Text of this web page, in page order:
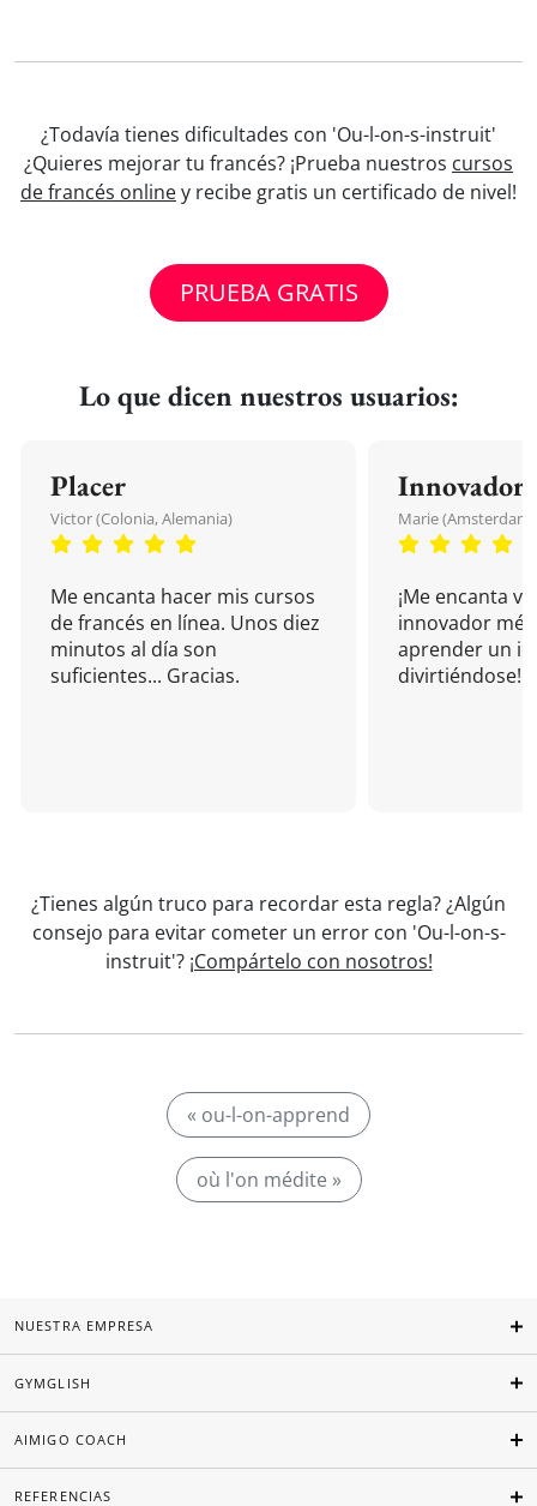
¿Todavía tienes dificultades con 'Ou-l-on-s-instruit'
¿Quieres mejorar tu francés? ¡Prueba nuestros cursos
de francés onliney recibe gratis un certificado de nivel!
PRUEBA GRATIS
Lo que dicen nuestros usuarios:
Placer
Victor (Colonia, Alemania)
Me encanta hacer mis cursos
de francés en línea. Unos diez
minutos al día son
suficientes... Gracias.
Innovador
Marie (Amsterdam,
¡Me encanta
innovador
aprender un
divirtiéndose!
¿Tienes algún truco para recordar esta regla? ¿Algún
consejo para evitar cometer un error con 'Ou-l-on-s-
instruit'? ¡Compártelo con nosotros!
« ou-l-on-apprend
où l'on médite »
NUESTRA EMPRESA
GYMGLISH
AIMIGO COACH
REFERENCIAS